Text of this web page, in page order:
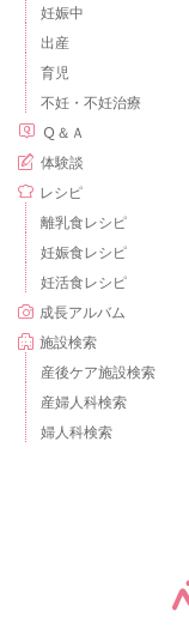
妊娠中
出産
育児
不妊・不妊治療
Ｑ＆Ａ
体験談
レシピ
離乳食レシピ
妊娠食レシピ
妊活食レシピ
成長アルバム
施設検索
産後ケア施設検索
産婦人科検索
婦人科検索